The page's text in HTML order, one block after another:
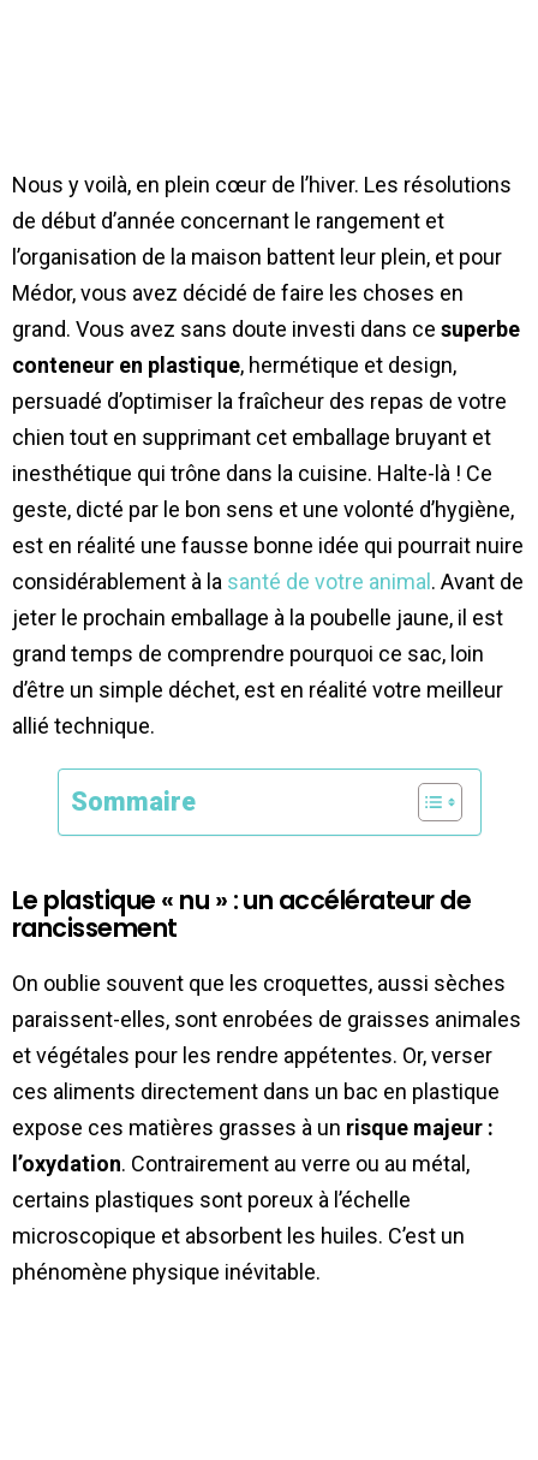
Nous y voilà, en plein cœur de l’hiver. Les résolutions
de début d’année concernant le rangement et
l’organisation de la maison battent leur plein, et pour
Médor, vous avez décidé de faire les choses en
grand. Vous avez sans doute investi dans ce superbe
conteneur en plastique, hermétique et design,
persuadé d’optimiser la fraîcheur des repas de votre
chien tout en supprimant cet emballage bruyant et
inesthétique qui trône dans la cuisine. Halte-là ! Ce
geste, dicté par le bon sens et une volonté d’hygiène,
est en réalité une fausse bonne idée qui pourrait nuire
considérablement à la santé de votre animal. Avant de
jeter le prochain emballage à la poubelle jaune, il est
grand temps de comprendre pourquoi ce sac, loin
d’être un simple déchet, est en réalité votre meilleur
allié technique.
Sommaire
Le plastique « nu » : un accélérateur de
rancissement
On oublie souvent que les croquettes, aussi sèches
paraissent-elles, sont enrobées de graisses animales
et végétales pour les rendre appétentes. Or, verser
ces aliments directement dans un bac en plastique
expose ces matières grasses à un risque majeur :
l’oxydation. Contrairement au verre ou au métal,
certains plastiques sont poreux à l’échelle
microscopique et absorbent les huiles. C’est un
phénomène physique inévitable.